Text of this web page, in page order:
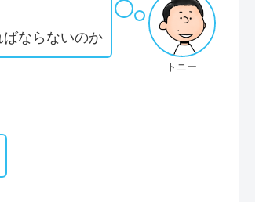
トニー
ならないのか